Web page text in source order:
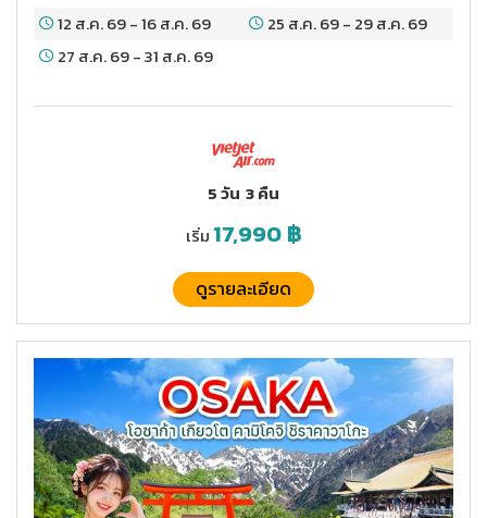
12 ส.ค. 69-16 ส.ค. 69 25 ส.ค. 69- 29 ส.ค. 69
27 ส.ค. 69-31 ส.ค. 69
5 วัน 3 คืน
เริ่ม 17,990฿
ดูรายละเอียด